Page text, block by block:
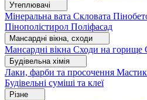
Утеплювачі
Мінеральна вата Скловата
Пінополістирол Поліфасад
Мансардні вікна, сходи
Мансардні вікна Сходи на горище
Будівельна хімія
Лаки, фарби та просочення
Будівельні суміші та клеї
Різне